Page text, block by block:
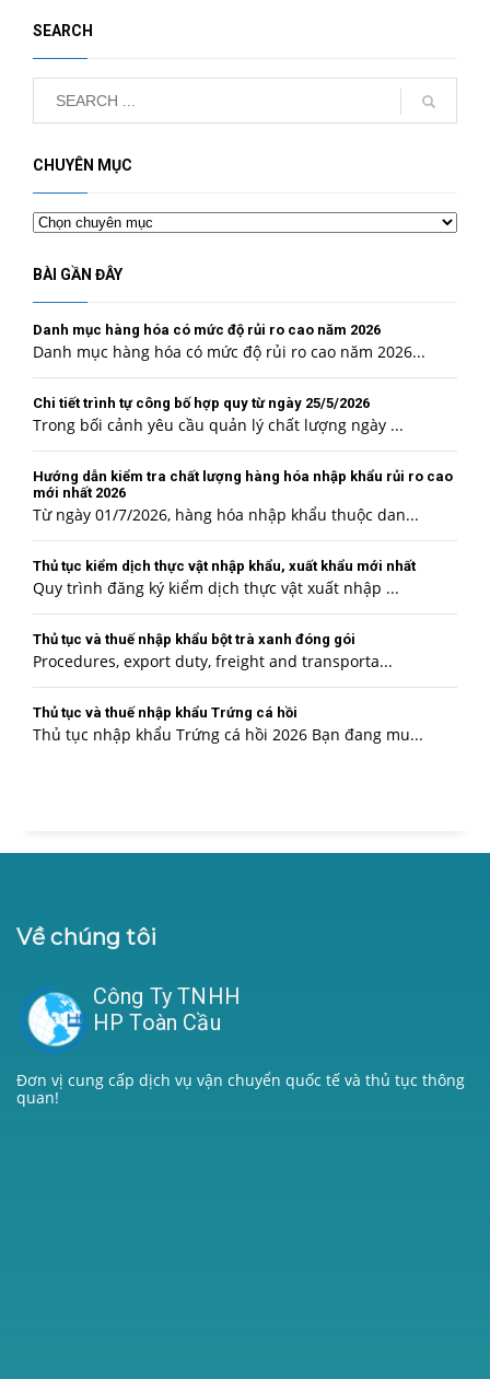
SEARCH
CHUYÊN MỤC
Chuyên
mục
BÀI GẦN ĐÂY
Danh mục hàng hóa có mức độ rủi ro cao năm 2026
Danh mục hàng hóa có mức độ rủi ro cao năm 2026...
Chi tiết trình tự công bố hợp quy từ ngày 25/5/2026
Trong bối cảnh yêu cầu quản lý chất lượng ngày ...
Hướng dẫn kiểm tra chất lượng hàng hóa nhập khẩu rủi ro cao
mới nhất 2026
Từ ngày 01/7/2026, hàng hóa nhập khẩu thuộc dan...
Thủ tục kiểm dịch thực vật nhập khẩu, xuất khẩu mới nhất
Quy trình đăng ký kiểm dịch thực vật xuất nhập ...
Thủ tục và thuế nhập khẩu bột trà xanh đóng gói
Procedures, export duty, freight and transporta...
Thủ tục và thuế nhập khẩu Trứng cá hồi
Thủ tục nhập khẩu Trứng cá hồi 2026 Bạn đang mu...
Về chúng tôi
Công Ty TNHH
HP Toàn Cầu
Đơn vị cung cấp dịch vụ vận chuyển quốc tế và thủ tục thông
quan!